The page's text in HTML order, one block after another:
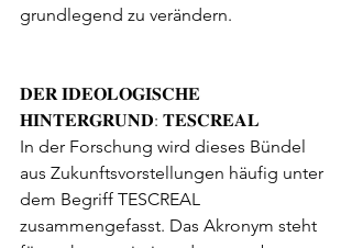
grundlegend zu verändern.
𝐃𝐄𝐑 𝐈𝐃𝐄𝐎𝐋𝐎𝐆𝐈𝐒𝐂𝐇𝐄
𝐇𝐈𝐍𝐓𝐄𝐑𝐆𝐑𝐔𝐍𝐃: 𝐓𝐄𝐒𝐂𝐑𝐄𝐀𝐋
In der Forschung wird dieses Bündel
aus Zukunftsvorstellungen häufig unter
dem Begriff TESCREAL
zusammengefasst. Das Akronym steht